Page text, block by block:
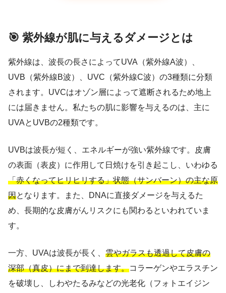
🎯 紫外線が肌に与えるダメージとは
紫外線は、波長の長さによってUVA（紫外線A波）、
UVB（紫外線B波）、UVC（紫外線C波）の3種類に分類
されます。UVCはオゾン層によって遮断されるため地上
には届きません。私たちの肌に影響を与えるのは、主に
UVAとUVBの2種類です。
UVBは波長が短く、エネルギーが強い紫外線です。皮膚
の表面（表皮）に作用して日焼けを引き起こし、いわゆる
「赤くなってヒリヒリする」状態（サンバーン）の主な原
因となります。また、DNAに直接ダメージを与えるた
め、長期的な皮膚がんリスクにも関わるといわれていま
す。
一方、UVAは波長が長く、 雲やガラスも透過して皮膚の
深部（真皮）にまで到達します。コラーゲンやエラスチン
を破壊し、しわやたるみなどの光老化（フォトエイジン